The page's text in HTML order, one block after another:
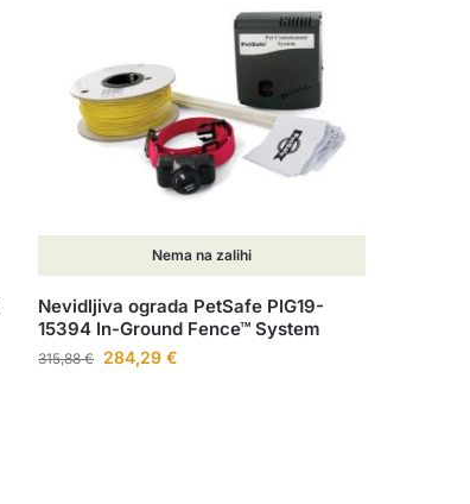
Nema na zalihi
Nevidljiva ograda PetSafe PIG19-
15394 In-Ground Fence™ System
315,88€ 284,29€